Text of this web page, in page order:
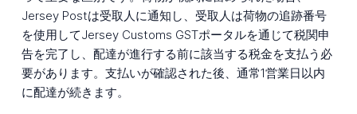
Jersey Postは受取人に通知し、受取人は荷物の追跡番号
を使用してJersey Customs GSTポータルを通じて税関申
告を完了し、配達が進行する前に該当する税金を支払う必
要があります。支払いが確認された後、通常1営業日以内
に配達が続きます。